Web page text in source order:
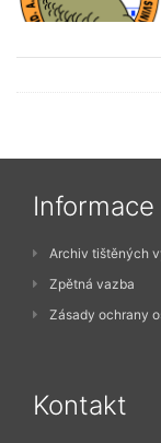
Informace
Archiv tištěných
Zpětná vazba
Zásady ochrany
Kontakt